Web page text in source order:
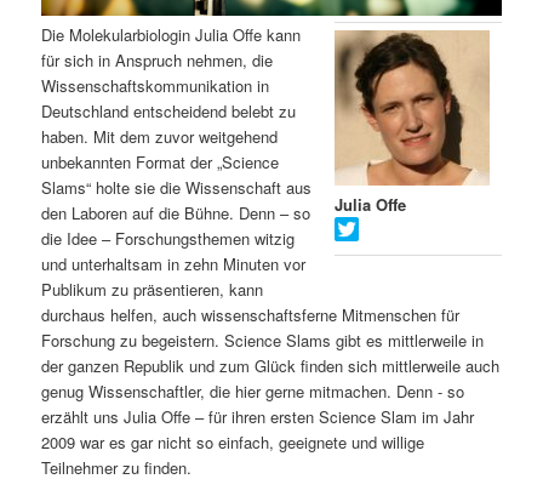
h
a
l
t
s
p
r
i
n
g
I
n
h
a
l
t
s
p
r
i
Julia Offe
Die Molekularbiologin Julia Offe kann
für sich in Anspruch nehmen, die
Wissenschaftskommunikation in
Deutschland entscheidend belebt zu
haben. Mit dem zuvor weitgehend
unbekannten Format der „Science
Slams“ holte sie die Wissenschaft aus
den Laboren auf die Bühne. Denn – so
die Idee – Forschungsthemen witzig
und unterhaltsam in zehn Minuten vor
Publikum zu präsentieren, kann
durchaus helfen, auch wissenschaftsferne Mitmenschen für
Forschung zu begeistern. Science Slams gibt es mittlerweile in
der ganzen Republik und zum Glück finden sich mittlerweile auch
genug Wissenschaftler, die hier gerne mitmachen. Denn - so
erzählt uns Julia Offe – für ihren ersten Science Slam im Jahr
2009 war es gar nicht so einfach, geeignete und willige
Teilnehmer zu finden.